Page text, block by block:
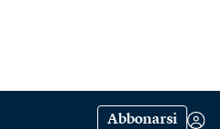
Abbonarsi